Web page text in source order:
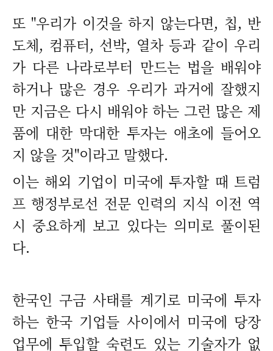
또 "우리가 이것을 하지 않는다면, 칩, 반
도체, 컴퓨터, 선박, 열차 등과 같이 우리
가 다른 나라로부터 만드는 법을 배워야
하거나 많은 경우 우리가 과거에 잘했지
만 지금은 다시 배워야 하는 그런 많은 제
품에 대한 막대한 투자는 애초에 들어오
지 않을 것"이라고 말했다.
이는 해외 기업이 미국에 투자할 때 트럼
프 행정부로선 전문 인력의 지식 이전 역
시 중요하게 보고 있다는 의미로 풀이된
다.
한국인 구금 사태를 계기로 미국에 투자
하는 한국 기업들 사이에서 미국에 당장
업무에 투입할 숙련도 있는 기술자가 없